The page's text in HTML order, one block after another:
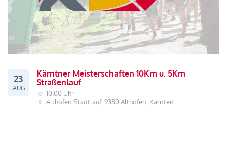
23
AUG
Kärntner Meisterschaften 10Km u. 5Km
Straßenlauf
10:00 Uhr
Althofen Stadtlauf, 9330 Althofen, Kärnten